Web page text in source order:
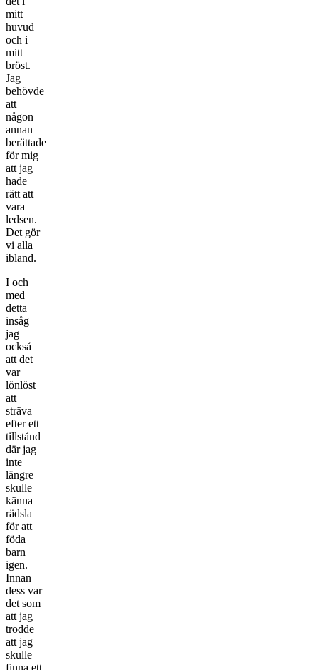
mitt
huvud
och i
mitt
bröst.
Jag
behövde
att
någon
annan
berättade
för mig
att jag
hade
rätt att
vara
ledsen.
Det gör
vi alla
ibland.
I och
med
detta
insåg
jag
också
att det
var
lönlöst
att
sträva
efter ett
tillstånd
där jag
inte
längre
skulle
känna
rädsla
för att
föda
barn
igen.
Innan
dess var
det som
att jag
trodde
att jag
skulle
finna ett